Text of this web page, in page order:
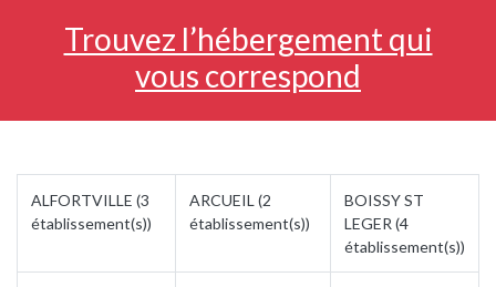
Trouvez l’hébergement qui
vous correspond
ALFORTVILLE (3
établissement(s))
ARCUEIL (2
établissement(s))
BOISSY ST
LEGER (4
établissement(s))